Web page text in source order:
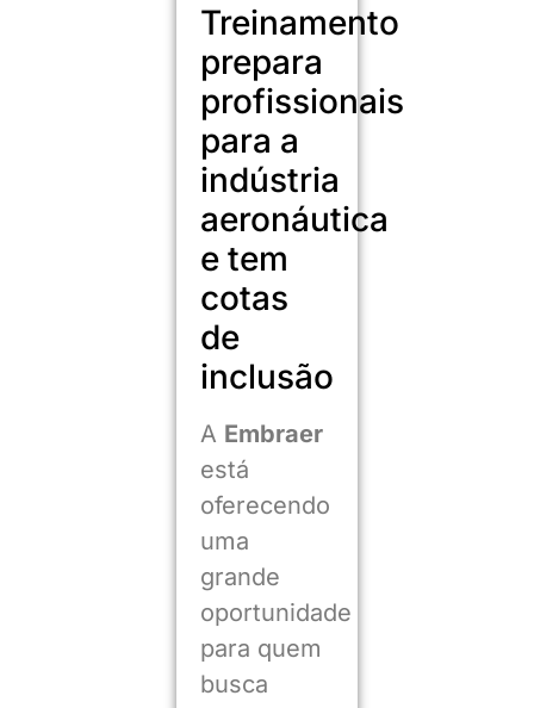
Treinamento
prepara
profissionais
para a
indústria
aeronáutica
e tem
cotas
de
inclusão
A Embraer
está
oferecendo
uma
grande
oportunidade
para quem
busca